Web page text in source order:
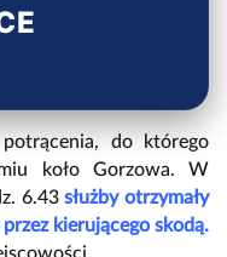
do którego
koło Gorzowa. W
6.43służby otrzymały
kierującego skodą.